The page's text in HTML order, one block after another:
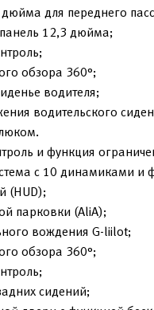
для переднего
12,3 дюйма;
обзора 360°;
водителя;
водительского
и функция
с 10 динамиками и
(HUD);
парковки (AliA);
вождения G-liilot;
обзора 360°;
сидений;